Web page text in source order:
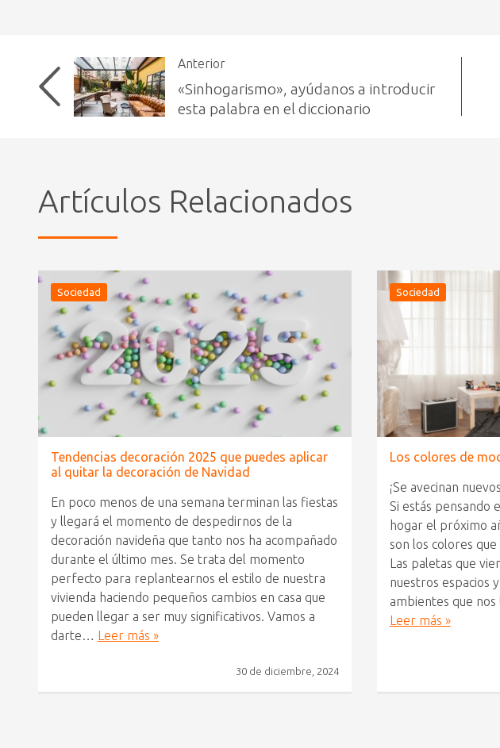
Anterior
«Sinhogarismo», ayúdanos a introducir
esta palabra en el diccionario
Artículos Relacionados
Sociedad
Tendencias decoración 2025 que puedes aplicar
al quitar la decoración de Navidad
En poco menos de una semana terminan las fiestas
y llegará el momento de despedirnos de la
decoración navideña que tanto nos ha acompañado
durante el último mes. Se trata del momento
perfecto para replantearnos el estilo de nuestra
vivienda haciendo pequeños cambios en casa que
pueden llegar a ser muy significativos. Vamos a
darte… Leer más »
30 de diciembre, 2024
Sociedad
Los colores de
¡Se avecinan
Si estás pensando
hogar el próximo
son los colores
Las paletas que
nuestros espacios
ambientes que
Leer más »